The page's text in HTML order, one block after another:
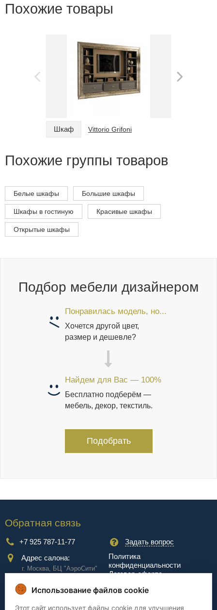
Похожие товары
Шкаф Vittorio Grifoni
Похожие группы товаров
Белые шкафы Большие шкафы
Шкафы в гостиную Красивые шкафы
Открытые шкафы
Подбор мебели дизайнером
Понравилась модель, но...
Хочется другой цвет,
размер и дешевле?
Найдем для Вас — 100%
Бесплатно подберём —
мебель, декор, текстиль.
Подобрать
Обратная связь
+7 925 787-11-77
Задать вопрос
Адрес салона:
г. Москва, БЦ "АэроCити"
Куркинское ш., стр.2, 17
этаж
Политика
конфиденциальности
Договор-оферта
Сервис
Использование файлов cookie
Этот сайт использует файлы cookie для улучшения